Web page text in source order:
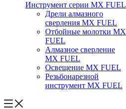
Инструмент серии MX FUEL
Дрели алмазного
сверления MX FUEL
Отбойные молотки MX
FUEL
Алмазное сверление
MX FUEL
Освещение MX FUEL
Резьбонарезной
инструмент MX FUEL